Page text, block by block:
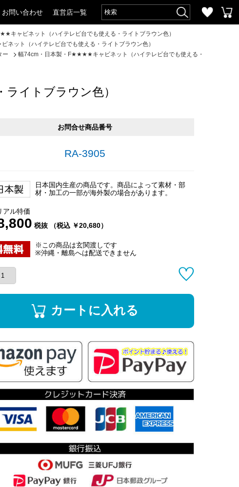
お問い合わせ 直営店一覧
キャビネット（ハイテレビ台でも使える・ライトブラウン色）
ット（ハイテレビ台でも使える・ライトブラウン色）
ー
幅74cm・日本製・F★★★★キャビネット（ハイテレビ台でも使える・
イトブラウン色）
お問合せ商品番号
RA-3905
日本国内生産の商品です。商品によって素材・部
材・加工の一部が海外製の場合があります。
アル特価
税抜 （税込 ￥20,680）
※この商品は玄関渡しです
※沖縄・離島へは配送できません
カートに入れる